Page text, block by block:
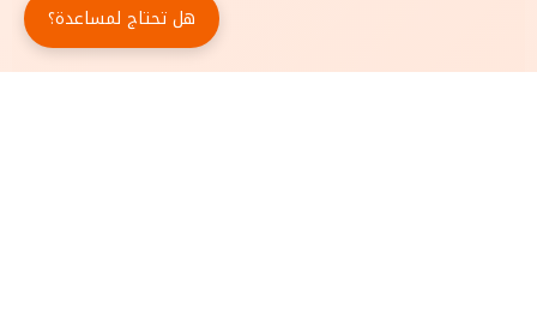
هل تحتاج لمساعدة؟